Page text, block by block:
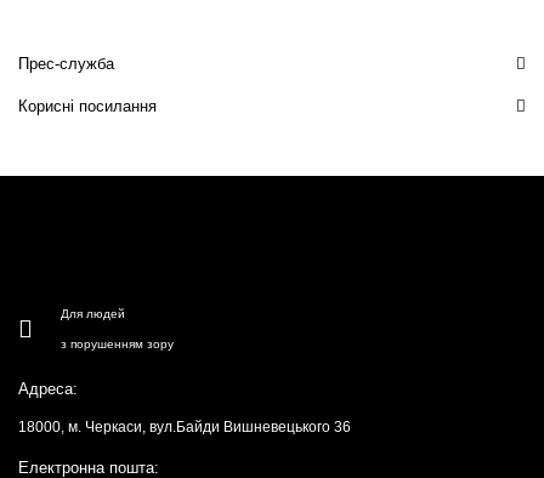
Прес-служба
Корисні посилання
Для людей
з порушенням зору
Адреса:
18000, м. Черкаси, вул.Байди Вишневецького 36
Електронна пошта: